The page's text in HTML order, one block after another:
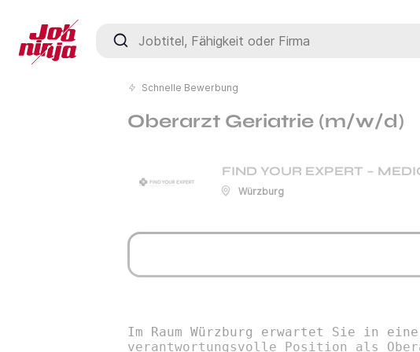
Jobtitel, Fähigkeit oder Firma
Schnelle Bewerbung
Oberarzt Geriatrie (m/w/d)
FIND YOUR EXPERT –
Würzburg
Im Raum Würzburg erwartet Sie in
verantwortungsvolle Position als